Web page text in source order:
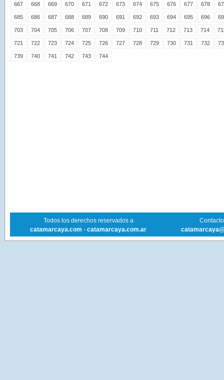
667 668 669 670 671 672 673 674 675 676 677 678
685 686 687 688 689 690 691 692 693 694 695 696
703 704 705 706 707 708 709 710 711 712 713 714
721 722 723 724 725 726 727 728 729 730 731 732
739 740 741 742 743 744
Todos los derechos reservados a
catamarcaya.com - catamarcaya.com.ar